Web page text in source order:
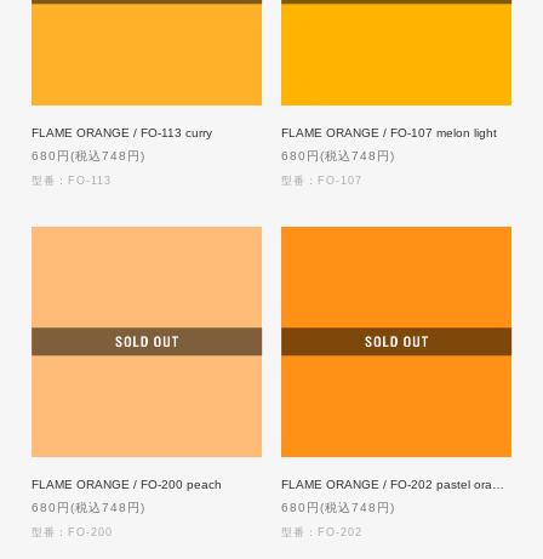
FLAME ORANGE / FO-113 curry
680円(税込748円)
型番：FO-113
FLAME ORANGE / FO-107 melon light
680円(税込748円)
型番：FO-107
FLAME ORANGE / FO-200 peach
680円(税込748円)
型番：FO-200
680円(税込748円)
型番：FO-202